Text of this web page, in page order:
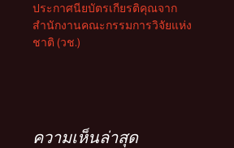
ประกาศนียบัตรเกียรติคุณจาก
สำนักงานคณะกรรมการวิจัยแห่ง
ชาติ (วช.)
ความเห็นล่าสุด